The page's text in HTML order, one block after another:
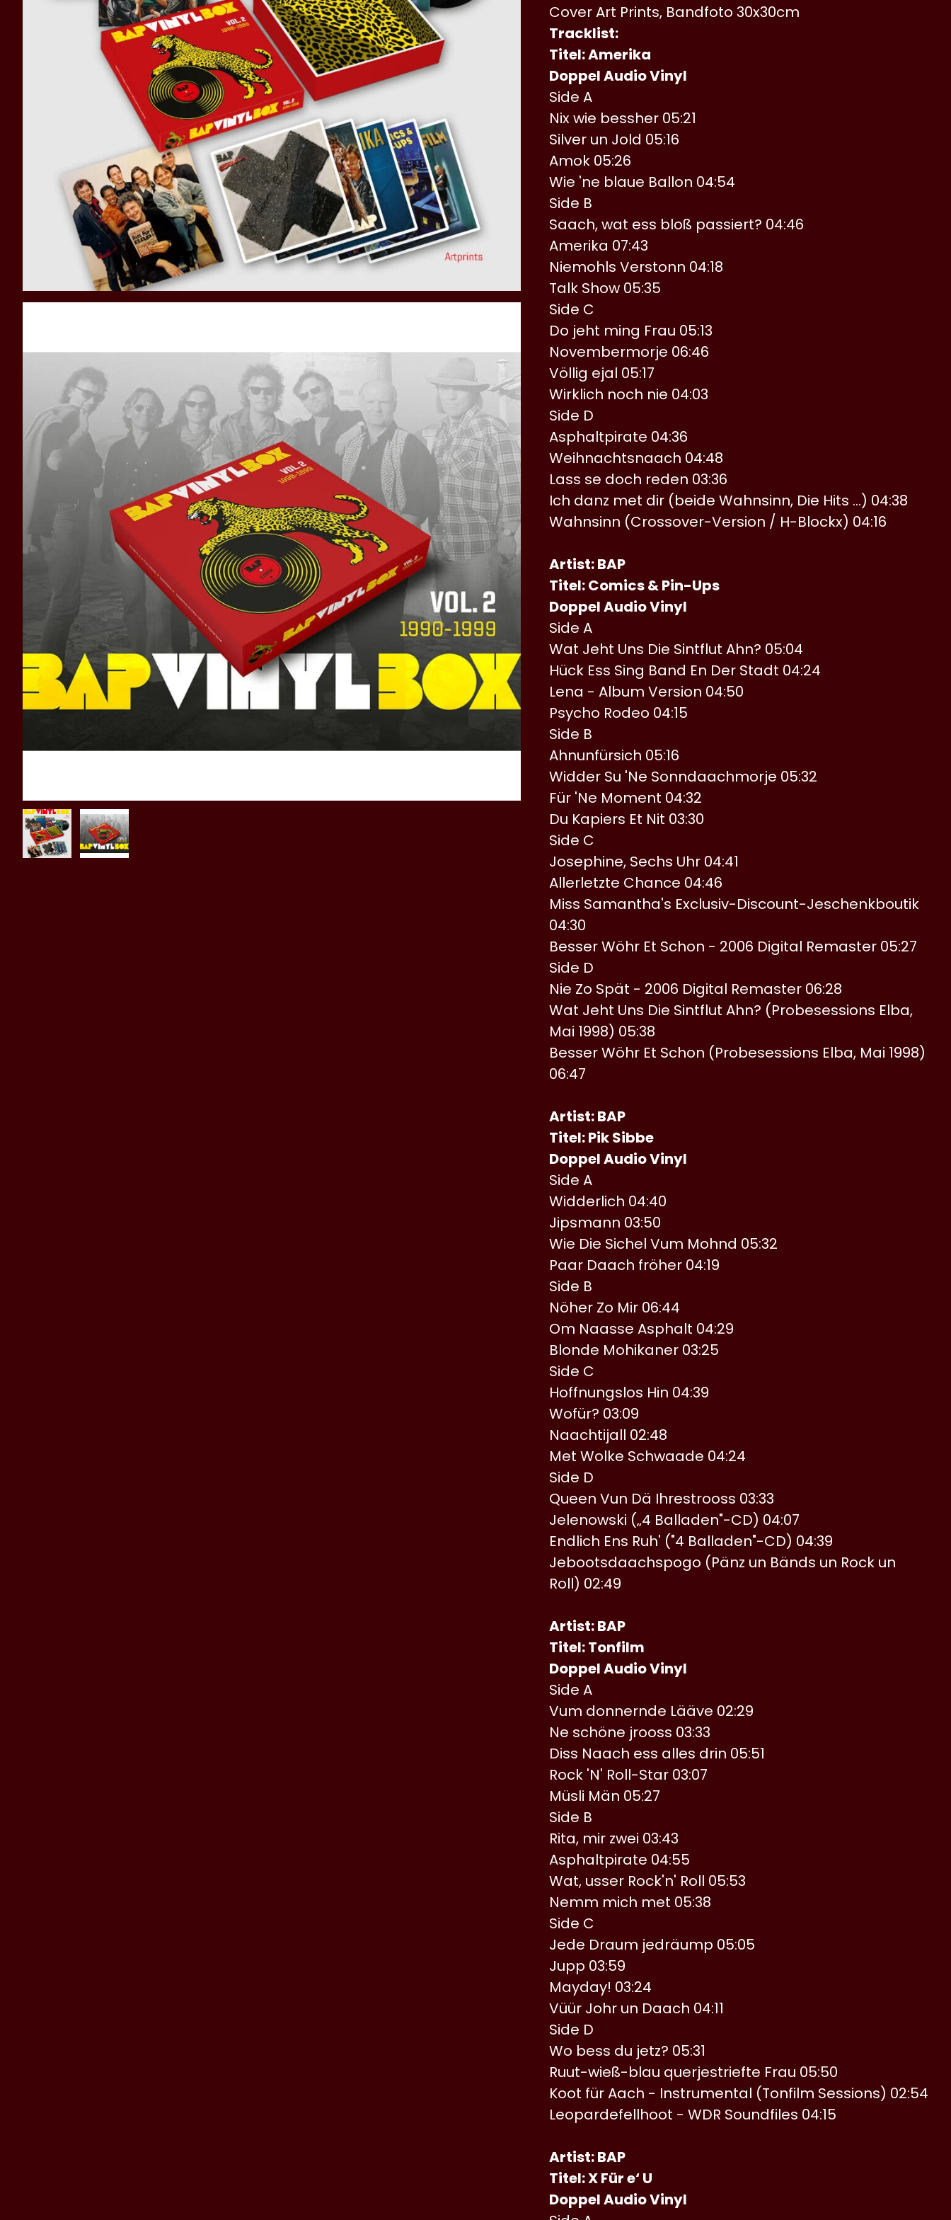
Cover Art Prints, Bandfoto 30x30cm
Tracklist:
Titel: Amerika
Doppel Audio Vinyl
Side A
Nix wie bessher 05:21
Silver un Jold 05:16
Amok 05:26
Wie 'ne blaue Ballon 04:54
Side B
Saach, wat ess bloß passiert? 04:46
Amerika 07:43
Niemohls Verstonn 04:18
Talk Show 05:35
Side C
Do jeht ming Frau 05:13
Novembermorje 06:46
Völlig ejal 05:17
Wirklich noch nie 04:03
Side D
Asphaltpirate 04:36
Weihnachtsnaach 04:48
Lass se doch reden 03:36
Ich danz met dir (beide Wahnsinn, Die Hits …) 04:38
Wahnsinn (Crossover-Version / H-Blockx) 04:16
Artist: BAP
Titel: Comics & Pin-Ups
Doppel Audio Vinyl
Side A
Wat Jeht Uns Die Sintflut Ahn? 05:04
Hück Ess Sing Band En Der Stadt 04:24
Lena - Album Version 04:50
Psycho Rodeo 04:15
Side B
Ahnunfürsich 05:16
Widder Su 'Ne Sonndaachmorje 05:32
Für 'Ne Moment 04:32
Du Kapiers Et Nit 03:30
Side C
Josephine, Sechs Uhr 04:41
Allerletzte Chance 04:46
Miss Samantha's Exclusiv-Discount-Jeschenkboutik
04:30
Besser Wöhr Et Schon - 2006 Digital Remaster 05:27
Side D
Nie Zo Spät - 2006 Digital Remaster 06:28
Wat Jeht Uns Die Sintflut Ahn? (Probesessions Elba,
Mai 1998) 05:38
Besser Wöhr Et Schon (Probesessions Elba, Mai 1998)
06:47
Artist: BAP
Titel: Pik Sibbe
Doppel Audio Vinyl
Side A
Widderlich 04:40
Jipsmann 03:50
Wie Die Sichel Vum Mohnd 05:32
Paar Daach fröher 04:19
Side B
Nöher Zo Mir 06:44
Om Naasse Asphalt 04:29
Blonde Mohikaner 03:25
Side C
Hoffnungslos Hin 04:39
Wofür? 03:09
Naachtijall 02:48
Met Wolke Schwaade 04:24
Side D
Queen Vun Dä Ihrestrooss 03:33
Jelenowski („4 Balladen"-CD) 04:07
Endlich Ens Ruh' ("4 Balladen"-CD) 04:39
Jebootsdaachspogo (Pänz un Bänds un Rock un
Roll) 02:49
Artist: BAP
Titel: Tonfilm
Doppel Audio Vinyl
Side A
Vum donnernde Lääve 02:29
Ne schöne jrooss 03:33
Diss Naach ess alles drin 05:51
Rock 'N' Roll-Star 03:07
Müsli Män 05:27
Side B
Rita, mir zwei 03:43
Asphaltpirate 04:55
Wat, usser Rock'n' Roll 05:53
Nemm mich met 05:38
Side C
Jede Draum jedräump 05:05
Jupp 03:59
Mayday! 03:24
Vüür Johr un Daach 04:11
Side D
Wo bess du jetz? 05:31
Ruut-wieß-blau querjestriefte Frau 05:50
Koot für Aach - Instrumental (Tonfilm Sessions) 02:54
Leopardefellhoot - WDR Soundfiles 04:15
Artist: BAP
Titel: X Für e‘ U
Doppel Audio Vinyl